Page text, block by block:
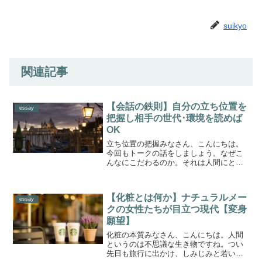
suikyo
関連記事
essay
【会話の鉄則】自分の立ち位置を
把握し相手の世代･環境を読めば
OK
立ち位置の把握みなさん、こんにちは。
今回もトークの話をしましょう。なぜこ
んなにこだわるのか。それは人間にとっ
す。逆にいえば、相手といい関係を作り
出すことが、いかに難しいか...
essay
【化粧とは何か】ナチュラルメー
クの女性たちが目立つ現代【変身
願望】
化粧の本質みなさん、こんにちは。人間
というのは不思議な生き物ですね。つい
先日も旅行に出かけ、しみじみと若い女